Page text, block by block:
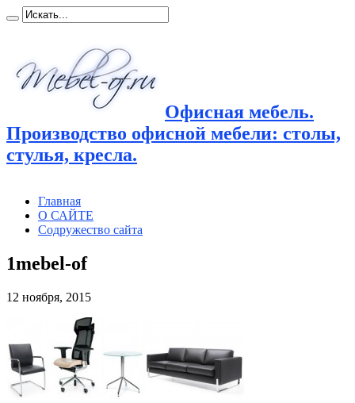
Офисная мебель.
Производство офисной мебели: столы,
стулья, кресла.
Главная
О САЙТЕ
Содружество сайта
1mebel-of
12 ноября, 2015